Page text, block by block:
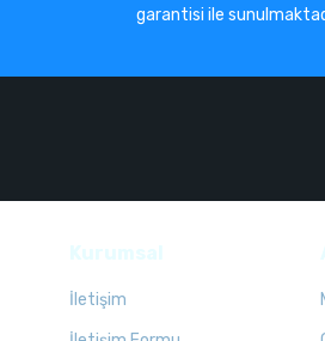
garantisi ile
İletişim